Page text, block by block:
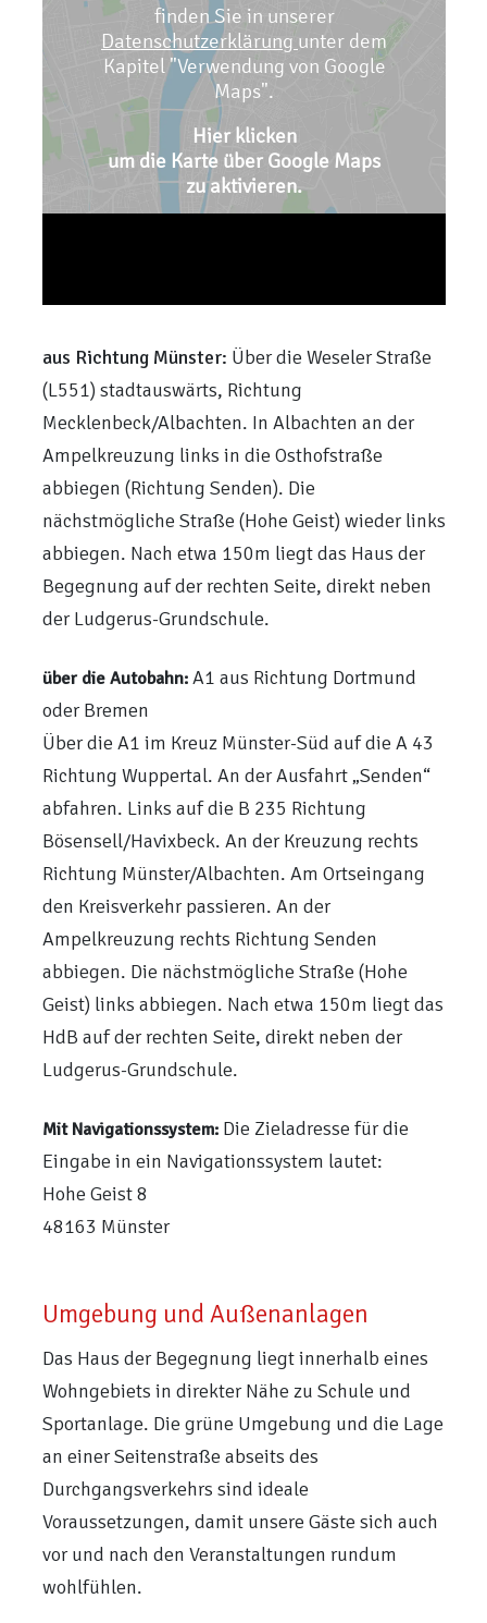
aus Richtung Münster: Über die Weseler Straße
(L551) stadtauswärts, Richtung
Mecklenbeck/Albachten. In Albachten an der
Ampelkreuzung links in die Osthofstraße
abbiegen (Richtung Senden). Die
nächstmögliche Straße (Hohe Geist) wieder links
abbiegen. Nach etwa 150m liegt das Haus der
Begegnung auf der rechten Seite, direkt neben
der Ludgerus-Grundschule.
über die Autobahn: A1 aus Richtung Dortmund
oder Bremen
Über die A1 im Kreuz Münster-Süd auf die A 43
Richtung Wuppertal. An der Ausfahrt „Senden“
abfahren. Links auf die B 235 Richtung
Bösensell/Havixbeck. An der Kreuzung rechts
Richtung Münster/Albachten. Am Ortseingang
den Kreisverkehr passieren. An der
Ampelkreuzung rechts Richtung Senden
abbiegen. Die nächstmögliche Straße (Hohe
Geist) links abbiegen. Nach etwa 150m liegt das
HdB auf der rechten Seite, direkt neben der
Ludgerus-Grundschule.
Mit Navigationssystem: Die Zieladresse für die
Eingabe in ein Navigationssystem lautet:
Hohe Geist 8
48163 Münster
Umgebung und Außenanlagen
Das Haus der Begegnung liegt innerhalb eines
Wohngebiets in direkter Nähe zu Schule und
Sportanlage. Die grüne Umgebung und die Lage
an einer Seitenstraße abseits des
Durchgangsverkehrs sind ideale
Voraussetzungen, damit unsere Gäste sich auch
vor und nach den Veranstaltungen rundum
wohlfühlen.